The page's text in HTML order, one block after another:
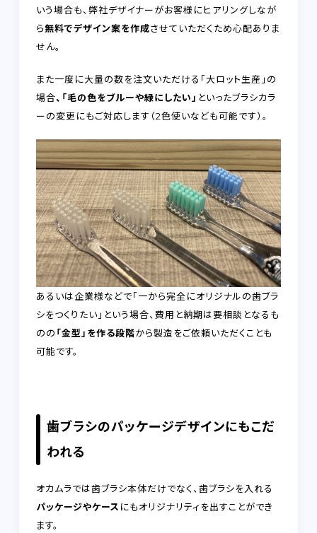
いう場合も、弊社デザイナーがお客様にヒアリングしなが
ら無料でデザイン案を作成させていただくため心配ありま
せん。
また一度に大量の数を注文いただける「大ロット生産」の
場合、「毛の色をブルーや緑にしたい」 といったブラシカラ
ーの変更にもご対応します（2色使いなども可能です）。
あるいは企業様などで「一から完全にオリジナルの歯ブラ
シをつくりたい」という場合、費用と納期は要相談となるも
のの 「金型」を作る段階から製造をご依頼いただくことも
可能です。
歯ブラシのパッケージデザインにもこだ
われる
オカムラでは歯ブラシ本体だけでなく、歯ブラシを入れる
パッケージやケース にもオリジナリティを出すことができ
ます。